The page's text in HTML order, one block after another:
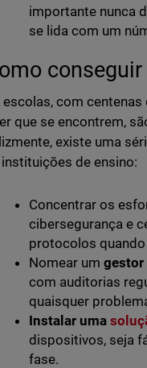
importante nunca
se lida com um
escolas, com
que se encontrem,
existe uma
instituições de ensino:
Concentrar os
cibersegurança e
protocolos
Nomear umgestor
com auditorias
quaisquer
Instalar uma
dispositivos, seja
fase.